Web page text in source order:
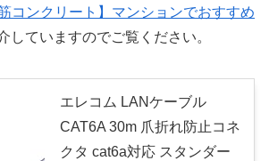
筋コンクリート】マンションでおすすめ
していますのでご覧ください。
エレコム LANケーブル
CAT6A 30m 爪折れ防止コネ
クタ cat6a対応 スタンダー